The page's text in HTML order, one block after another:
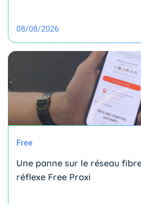
08/08/2026
Free
Une panne sur le réseau
réflexe Free Proxi